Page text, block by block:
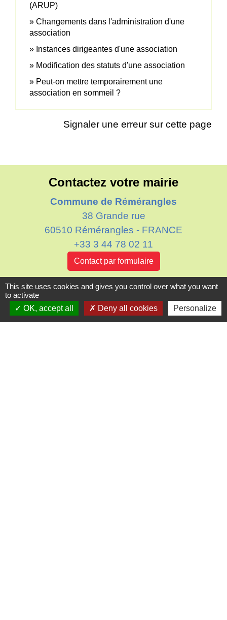
(ARUP)
Changements dans l'administration d'une
association
Instances dirigeantes d'une association
Modification des statuts d'une association
Peut-on mettre temporairement une
association en sommeil ?
Signaler une erreur sur cette page
Contactez votre mairie
Commune de Rémérangles
38 Grande rue
60510 Rémérangles - FRANCE
+33 3 44 78 02 11
Contact par formulaire
Horaires d'ouverture au public
Le mardi : de 16h00 à 18h30
Le jeudi : de 11h30 à 12h30
This site uses cookies and gives you control over what you want
to activate
OK, accept all
Deny all cookies Personalize